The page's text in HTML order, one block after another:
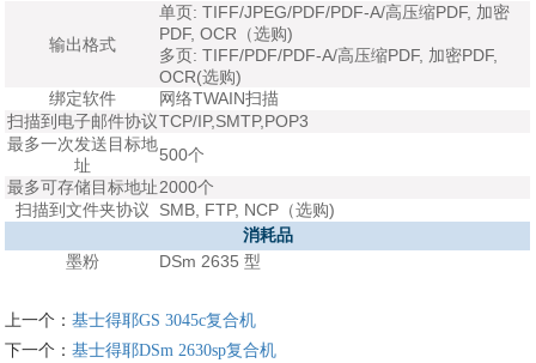
输出格式
单页: TIFF/JPEG/PDF/PDF-A/高压缩PDF, 加密
PDF, OCR（选购)
多页: TIFF/PDF/PDF-A/高压缩PDF, 加密PDF,
OCR(选购)
绑定软件
网络TWAIN扫描
扫描到电子邮件协议TCP/IP,SMTP,POP3
最多一次发送目标地
址
500个
最多可存储目标地址2000个
扫描到文件夹协议
SMB, FTP, NCP（选购)
消耗品
墨粉 DSm 2635 型
上一个：基士得耶GS 3045c复合机
下一个：基士得耶DSm 2630sp复合机